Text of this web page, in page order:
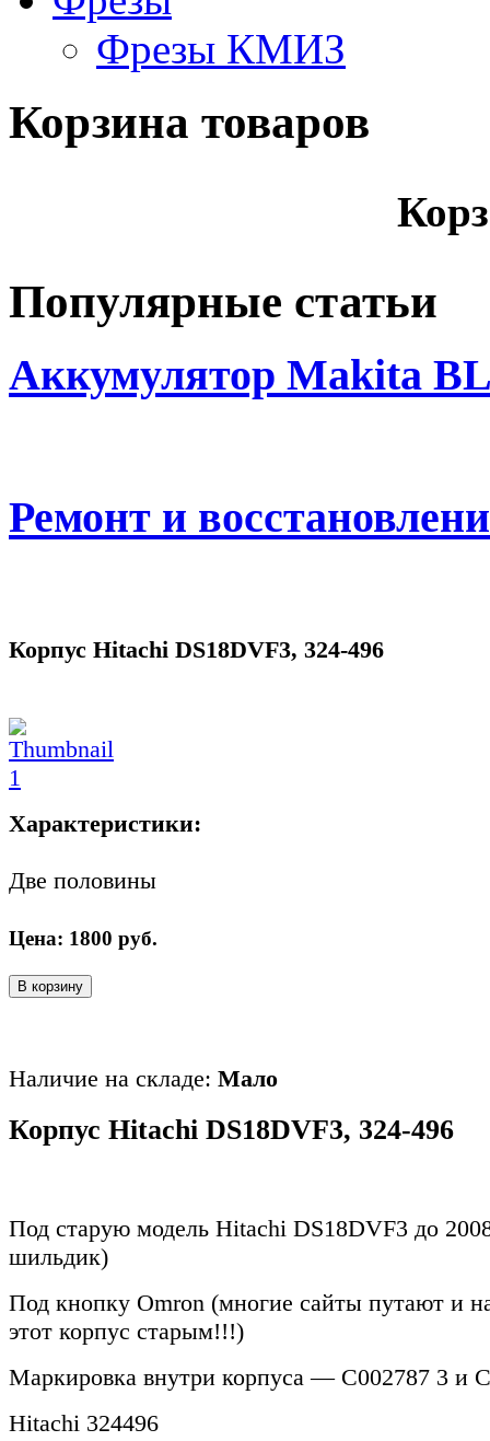
Фрезы КМИЗ
Корзина товаров
Популярные статьи
Аккумулятор Makita
Ремонт и
Корпус Hitachi DS18DVF3, 324-496
Характеристики:
Две половины
Цена: 1800 руб.
В корзину
Наличие на складе: Мало
Корпус Hitachi DS18DVF3, 324-496
Под старую модель Hitachi DS18DVF3 до
шильдик)
Под кнопку Omron (многие сайты путают и
этот корпус старым!!!)
Маркировка внутри корпуса — С002787 3 и
Hitachi 324496